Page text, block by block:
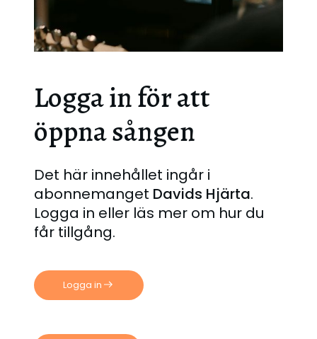
Logga in för att
öppna sången
Det här innehållet ingår i
abonnemanget Davids Hjärta.
Logga in eller läs mer om hur du
får tillgång.
Logga in